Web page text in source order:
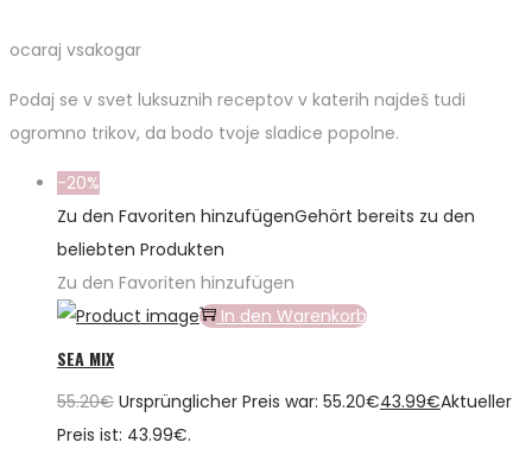
ocaraj vsakogar
Podaj se v svet luksuznih receptov v katerih najdeš tudi
ogromno trikov, da bodo tvoje sladice popolne.
-20%
Zu den Favoriten hinzufügenGehört bereits zu den
beliebten Produkten
Zu den Favoriten hinzufügen
In den Warenkorb
SEA MIX
55.20€ Ursprünglicher Preis war: 55.20€43.99€Aktueller
Preis ist: 43.99€.